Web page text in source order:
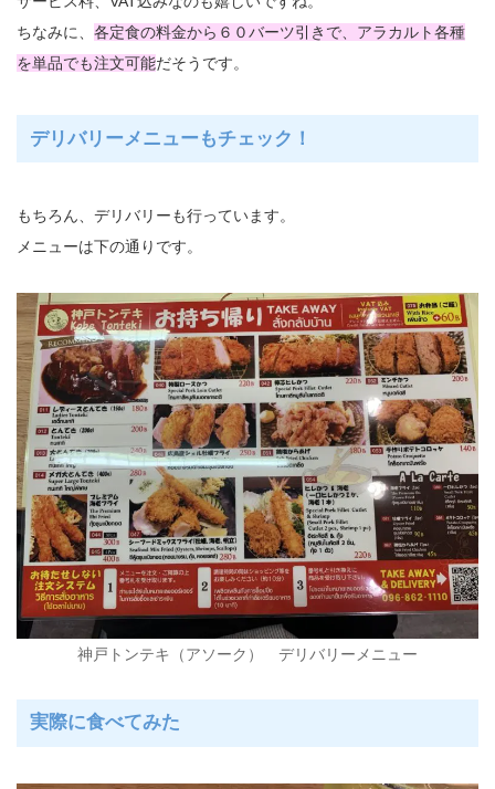
ちなみに、 各定食の料金から６０バーツ引きで、アラカルト各種
を単品でも注文可能だそうです。
デリバリーメニューもチェック！
もちろん、デリバリーも行っています。
メニューは下の通りです。
神戸トンテキ（アソーク） デリバリーメニュー
実際に食べてみた